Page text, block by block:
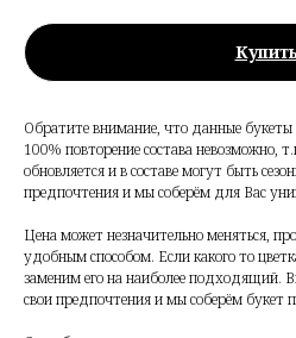
Обратите внимание, что данные
100% повторение состава невозможно,
обновляется и в составе могут быть
предпочтения и мы соберём для Вас
Цена может незначительно меняться,
удобным способом. Если какого то
заменим его на наиболее подходящий.
свои предпочтения и мы соберём